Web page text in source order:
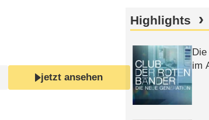
jetzt ansehen
Highlights
im